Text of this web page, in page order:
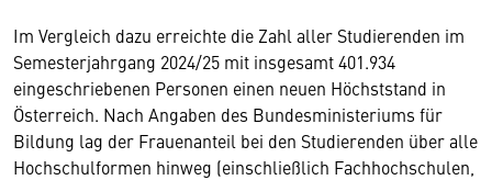
Im Vergleich dazu erreichte die Zahl aller Studierenden im
Semesterjahrgang 2024/25 mit insgesamt 401.934
eingeschriebenen Personen einen neuen Höchststand in
Österreich. Nach Angaben des Bundesministeriums für
Bildung lag der Frauenanteil bei den Studierenden über alle
Hochschulformen hinweg (einschließlich Fachhochschulen,